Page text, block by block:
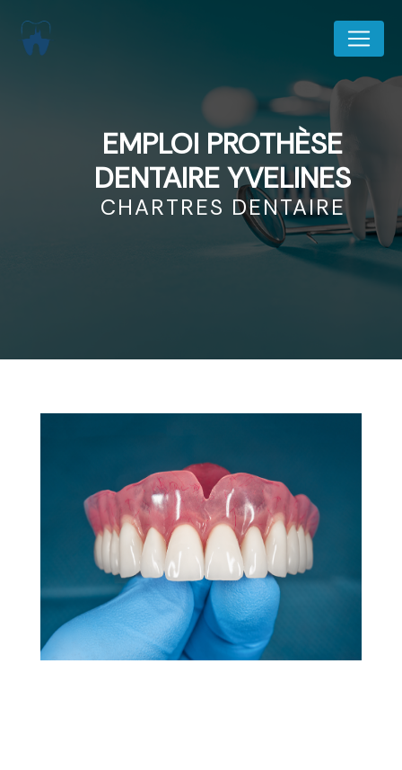
EMPLOI PROTHÈSE
DENTAIRE YVELINES
CHARTRES DENTAIRE